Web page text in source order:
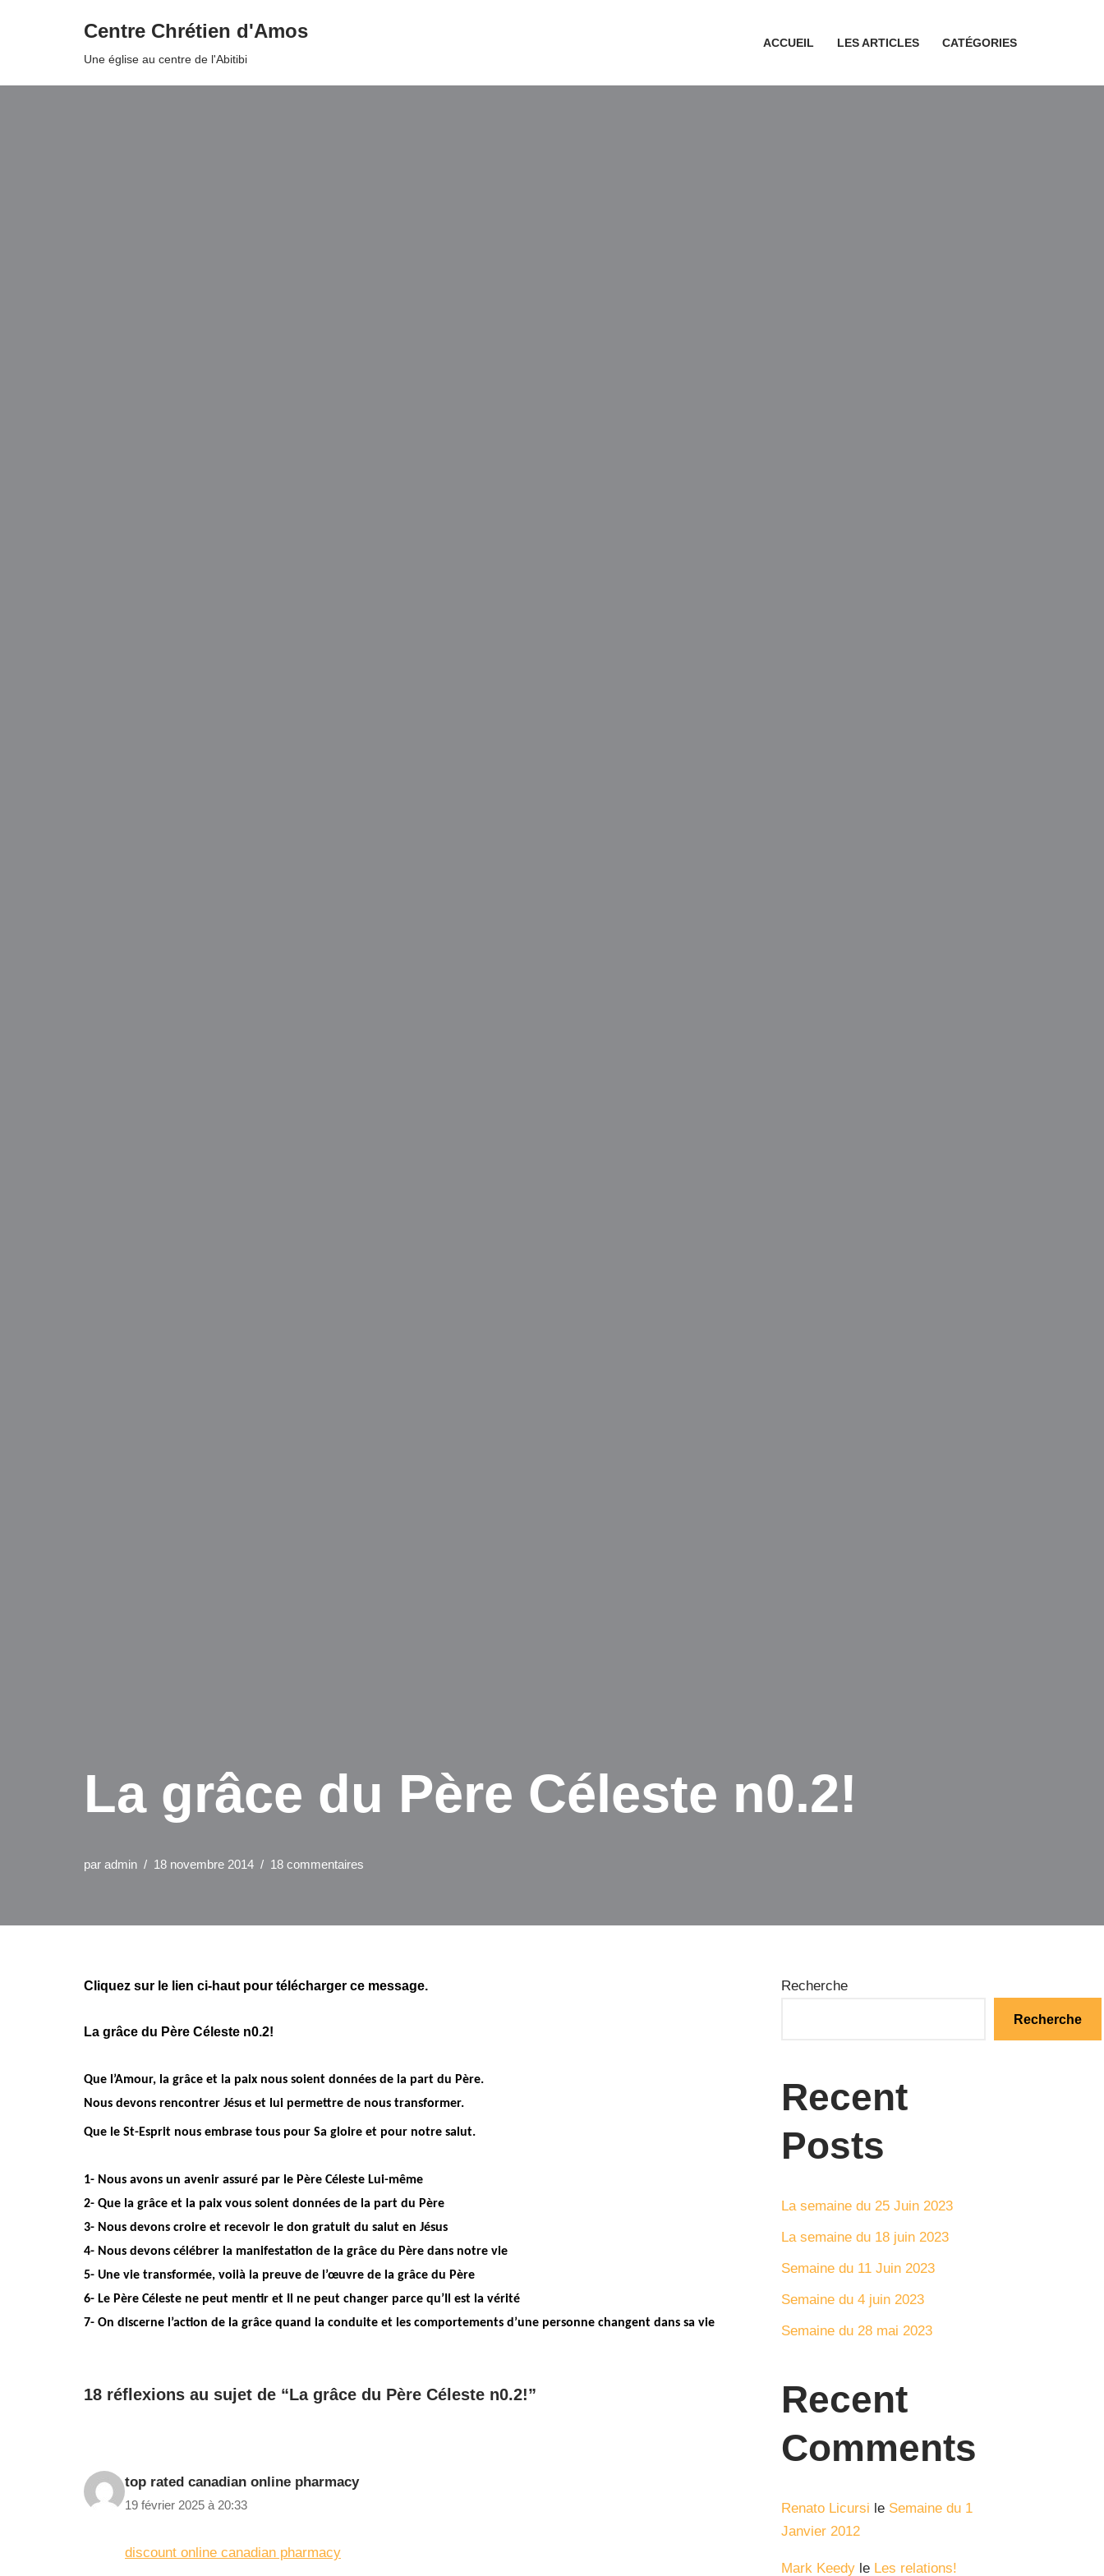
Centre Chrétien d'Amos
Une église au centre de l'Abitibi
ACCUEIL LES ARTICLES CATÉGORIES
La grâce du Père Céleste n0.2!
par admin 18 novembre 2014 18 commentaires
Cliquez sur le lien ci-haut pour télécharger ce message.
La grâce du Père Céleste n0.2!
Que l’Amour, la grâce et la paix nous soient données de la part du Père.
Nous devons rencontrer Jésus et lui permettre de nous transformer.
Que le St-Esprit nous embrase tous pour Sa gloire et pour notre salut.
1- Nous avons un avenir assuré par le Père Céleste Lui-même
2- Que la grâce et la paix vous soient données de la part du Père
3- Nous devons croire et recevoir le don gratuit du salut en Jésus
4- Nous devons célébrer la manifestation de la grâce du Père dans notre vie
5- Une vie transformée, voilà la preuve de l’œuvre de la grâce du Père
6- Le Père Céleste ne peut mentir et Il ne peut changer parce qu’Il est la vérité
7- On discerne l’action de la grâce quand la conduite et les comportements d’une personne changent dans sa vie
18 réflexions au sujet de “La grâce du Père Céleste n0.2!”
top rated canadian online pharmacy
19 février 2025 à 20:33
discount online canadian pharmacy
Recherche
Recherche
Recent
Posts
La semaine du 25 Juin 2023
La semaine du 18 juin 2023
Semaine du 11 Juin 2023
Semaine du 4 juin 2023
Semaine du 28 mai 2023
Recent
Comments
Renato Licursi le Semaine du 1
Janvier 2012
Mark Keedy le Les relations!